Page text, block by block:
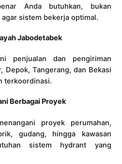
Anda butuhkan, bukan
sistem bekerja optimal.
Jabodetabek
penjualan dan pengiriman
Depok, Tangerang, dan Bekasi
terkoordinasi.
Berbagai Proyek
proyek perumahan,
gudang, hingga kawasan
sistem hydrant yang